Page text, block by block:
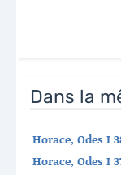
Dans la
Horace, Odes I
Horace, Odes I